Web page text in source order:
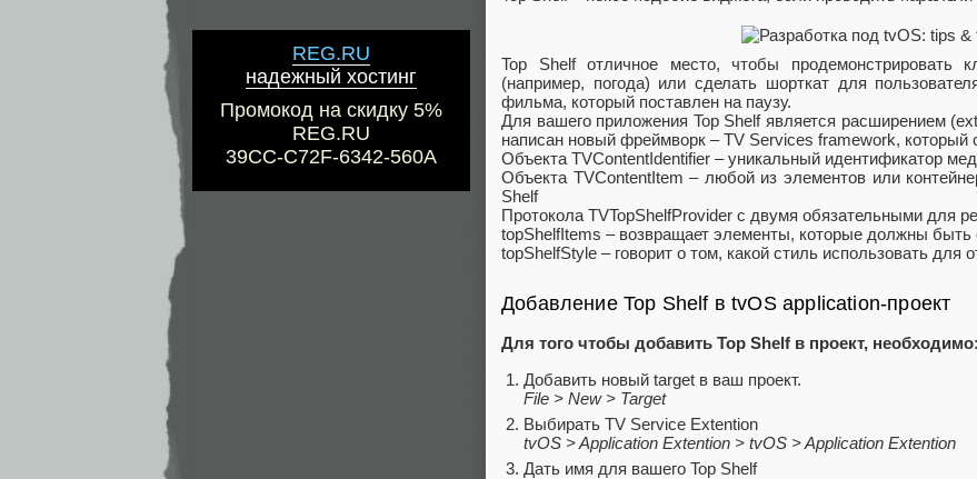
REG.RU
надежный хостинг
Промокод на скидку 5%
REG.RU
39CC-C72F-6342-560A
Top Shelf отличное место, чтобы продемонстрировать
(например, погода) или сделать шорткат для
фильма, который поставлен на паузу.
Для вашего приложения Top Shelf является расширением
написан новый фреймворк – TV Services framework, который
Объекта TVContentIdentifier – уникальный идентификатор
Объекта TVContentItem – любой из элементов или
Shelf
Протокола TVTopShelfProvider с двумя обязательными для
topShelfItems – возвращает элементы, которые должны быть
topShelfStyle – говорит о том, какой стиль использовать для
Добавление Top Shelf в tvOS application-проект
Для того чтобы добавить Top Shelf в проект, необходимо:
Добавить новый target в ваш проект.
File > New > Target
Выбирать TV Service Extention
tvOS > Application Extention > tvOS > Application Extention
Дать имя для вашего Top Shelf